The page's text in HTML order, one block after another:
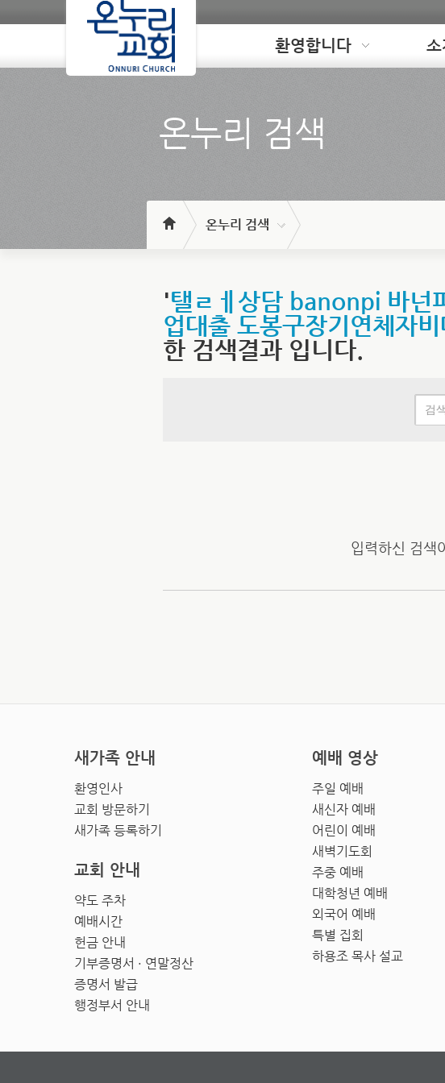
Loading 환영합니다
온누리 검색
온누리 검색
'탤ㄹㅔ상담 banonpi 바넌
업대출 도봉구장기연체자
한 검색결과 입니다.
입력하신 검색
새가족 안내
환영인사
교회 방문하기
새가족 등록하기
예배 영상
주일 예배
새신자 예배
어린이 예배
새벽기도회
주중 예배
대학청년 예배
외국어 예배
특별 집회
하용조 목사 설교
교회 안내
약도 주차
예배시간
헌금 안내
기부증명서 · 연말정산
증명서 발급
행정부서 안내